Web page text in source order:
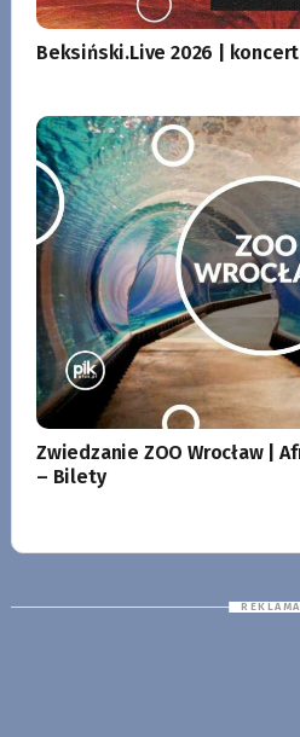
Beksiński.Live 2026 |
Zwiedzanie ZOO Wrocław |
– Bilety